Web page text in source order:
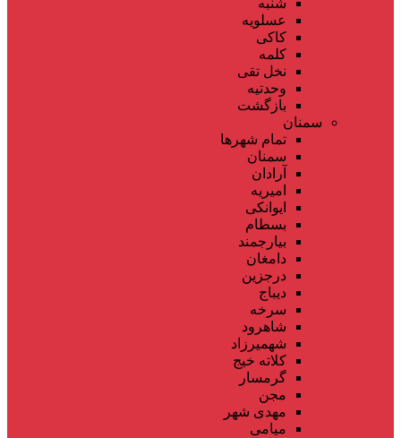
عسلویه
کاکی
کلمه
نخل تقی
وحدتیه
بازگشت
سمنان
تمام شهر‌ها
سمنان
آرادان
امیریه
ایوانکی
بسطام
بیارجمند
دامغان
درجزین
دیباج
سرخه
شاهرود
شهمیرزاد
کلاته خیج
گرمسار
مجن
مهدی شهر
میامی